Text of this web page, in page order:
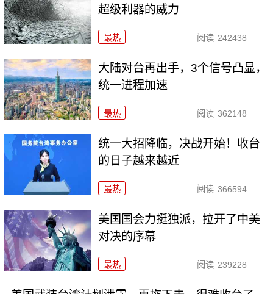
超级利器的威力
最热 阅读 242438
大陆对台再出手，3个信号凸显，
统一进程加速
最热 阅读 362148
统一大招降临，决战开始！收台
的日子越来越近
最热 阅读 366594
美国国会力挺独派，拉开了中美
对决的序幕
最热 阅读 239228